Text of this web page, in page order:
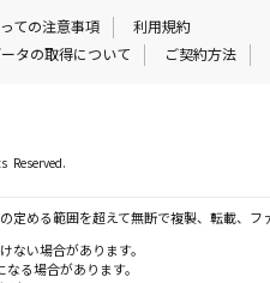
ての注意事項
利用規約
タの取得について ご契約方法
Reserved.
める範囲を超えて無断で複製、転載、フ
ない場合があります。
る場合があります。